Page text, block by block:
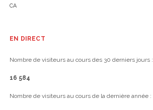
CA
EN DIRECT
Nombre de visiteurs au cours des 30 derniers jours :
16 584
Nombre de visiteurs au cours de la dernière année :